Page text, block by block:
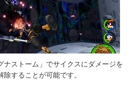
ナストーム」でサイクスにダメージを
することが可能です。